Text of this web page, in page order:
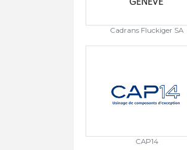
Cadrans Fluckiger SA
CAP14